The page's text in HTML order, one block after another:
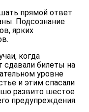
прямой ответ
Подсознание
ярких
когда
билеты на
уровне
и этим спасали
развито шестое
предупреждения.